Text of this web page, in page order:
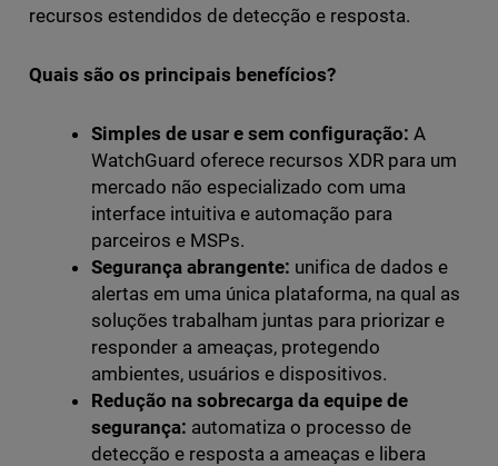
recursos estendidos de detecção e resposta.
Quais são os principais benefícios?
Simples de usar e sem configuração: A
WatchGuard oferece recursos XDR para um
mercado não especializado com uma
interface intuitiva e automação para
parceiros e MSPs.
Segurança abrangente: unifica de dados e
alertas em uma única plataforma, na qual as
soluções trabalham juntas para priorizar e
responder a ameaças, protegendo
ambientes, usuários e dispositivos.
Redução na sobrecarga da equipe de
segurança: automatiza o processo de
detecção e resposta a ameaças e libera